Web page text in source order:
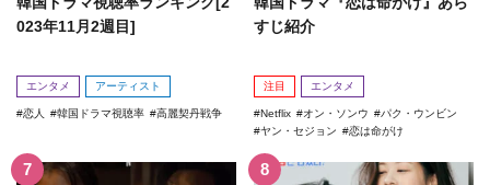
023年11月2週目]
エンタメ アーティスト
恋人 韓国ドラマ視聴率 高麗契丹戦争
すじ紹介
注目 エンタメ
Netflix オン・ソンウ
パク・ウンビン
ヤン・セジョン
恋は命がけ